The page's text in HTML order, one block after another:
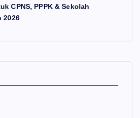
CPNS, PPPK & Sekolah
2026